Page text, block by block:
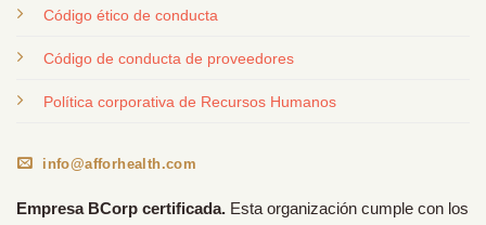
Código ético de conducta
Código de conducta de proveedores
Política corporativa de Recursos Humanos
info@afforhealth.com
Empresa BCorp certificada. Esta organización cumple con los